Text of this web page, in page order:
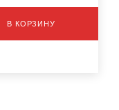
В КОРЗИНУ